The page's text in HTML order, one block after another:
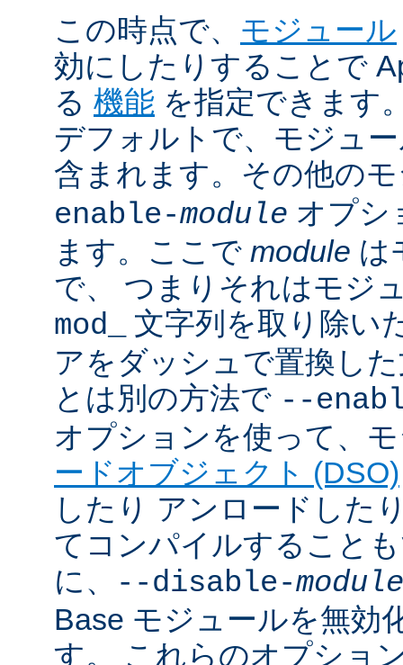
この時点で、 モジュール
効にしたりすることで
る 機能 を指定できます
デフォルトで、モジュ
含まれます。その他の
enable-module オプシ
ます。ここで module は
で、 つまりそれはモジ
mod_
文字列を取り除い
アをダッシュで置換し
とは別の方法で --
オプションを使って、
ードオブジェクト (DSO)
したり アンロードした
てコンパイルすること
に、
--disable-module
Base モジュールを無効
す。 これらのオプショ